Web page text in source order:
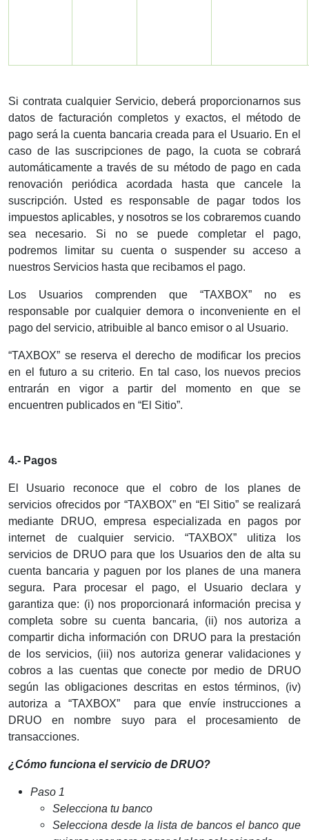
Si contrata cualquier Servicio, deberá proporcionarnos sus
datos de facturación completos y exactos, el método de
pago será la cuenta bancaria creada para el Usuario. En el
caso de las suscripciones de pago, la cuota se cobrará
automáticamente a través de su método de pago en cada
renovación periódica acordada hasta que cancele la
suscripción. Usted es responsable de pagar todos los
impuestos aplicables, y nosotros se los cobraremos cuando
sea necesario. Si no se puede completar el pago,
podremos limitar su cuenta o suspender su acceso a
nuestros Servicios hasta que recibamos el pago.
Los Usuarios comprenden que “TAXBOX” no es
responsable por cualquier demora o inconveniente en el
pago del servicio, atribuible al banco emisor o al Usuario.
“TAXBOX” se reserva el derecho de modificar los precios
en el futuro a su criterio. En tal caso, los nuevos precios
entrarán en vigor a partir del momento en que se
encuentren publicados en “El Sitio”.
4.- Pagos
El Usuario reconoce que el cobro de los planes de
servicios ofrecidos por “TAXBOX” en “El Sitio” se realizará
mediante DRUO, empresa especializada en pagos por
internet de cualquier servicio. “TAXBOX” ulitiza los
servicios de DRUO para que los Usuarios den de alta su
cuenta bancaria y paguen por los planes de una manera
segura. Para procesar el pago, el Usuario declara y
garantiza que: (i) nos proporcionará información precisa y
completa sobre su cuenta bancaria, (ii) nos autoriza a
compartir dicha información con DRUO para la prestación
de los servicios, (iii) nos autoriza generar validaciones y
cobros a las cuentas que conecte por medio de DRUO
según las obligaciones descritas en estos términos, (iv)
autoriza a “TAXBOX” para que envíe instrucciones a
DRUO en nombre suyo para el procesamiento de
transacciones.
¿Cómo funciona el servicio de DRUO?
Paso 1
Selecciona tu banco
Selecciona desde la lista de bancos el banco que